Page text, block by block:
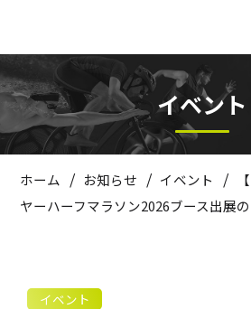
イベント
ホーム / お知らせ / イベント /
ヤーハーフマラソン2026ブース出展
イベント